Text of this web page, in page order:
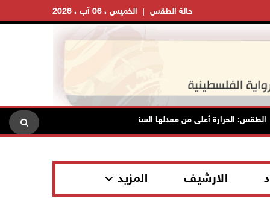
الخميس ، 06 آب ، 2026 حالة الطقس
أعلى من معدلها السنوي العام الاحتلال يقتحم
الارشيف المزيد